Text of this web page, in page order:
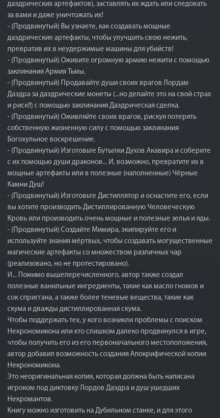
даэдрических артефактов), заставлять их ждать или следовать
за вами и даже уничтожать их!
- (Продвинутый) Вы узнаете, как создавать мощные
даэдрические артефакты, чтобы улучшить свою нежить,
превратив их в неудержимые машины для убийств!
- (Продвинутый) Оживите огромную армию нежити с помощью
заклинания Армия Тьмы.
- (Продвинутый) Продавайте души своих врагов Лордам
Даэдра за даэдрические монеты (...но делайте это на свой страх
и риск!!) с помощью заклинания Даэдрическая сделка.
- (Продвинутый) Оживляйте своих врагов, рискуя потерять
собственную жизненную силу с помощью заклинания
Богохульное воскрешение.
- (Продвинутый) Изготовьте Бутылки Духов Акавира и соберите
с их помощью души драконов... И, возможно, превратите их в
мощные артефакты или в полезные (наполненные) Чёрные
Камни Душ!
- (Продвинутый) Изготовьте Дистиллятор и оснастите его, если
вы хотите производить Дистиллированную Человеческую
Кровь или производить очень мощные и полезные зелья и яды.
- (Продвинутый) Создайте Мимира, экипируйте его и
используйте знания мёртвых, чтобы создавать могущественные
магические артефакты со множеством различных чар
(реализовано, но не протестировано).
И... Помимо вышеперечисленного, автор также создал
полезные ванильные ингредиенты, такие как масло гномов и
сок сприггана, а также более теневые вещества, такие как
скума и дважды дистиллированная скума.
Чтобы поддержать тех, у кого возникли проблемы с поиском
Некрономикона или кто слишком далеко продвинулся в игре,
чтобы получить его из его первоначального местоположения,
автор добавил возможность создания Апокрифической копии
Некрономикона.
Это неоригинальная копия, которая должна быть написана
игроком под диктовку Лордов Даэдра и душ ушедших
Некромантов.
Книгу можно изготовить на Дубильном станке, и для этого